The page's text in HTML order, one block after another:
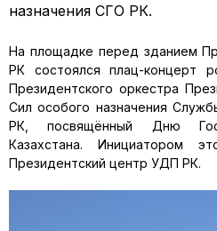
назначения СГО РК.
На площадке перед зданием
РК состоялся плац-концерт
Президентского оркестра
Сил особого назначения
РК, посвящённый Дню
Казахстана. Инициатором
Президентский центр УДП РК.